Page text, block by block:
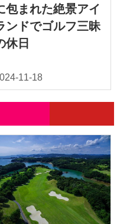
包まれた絶景アイ
ンドでゴルフ三昧
休日